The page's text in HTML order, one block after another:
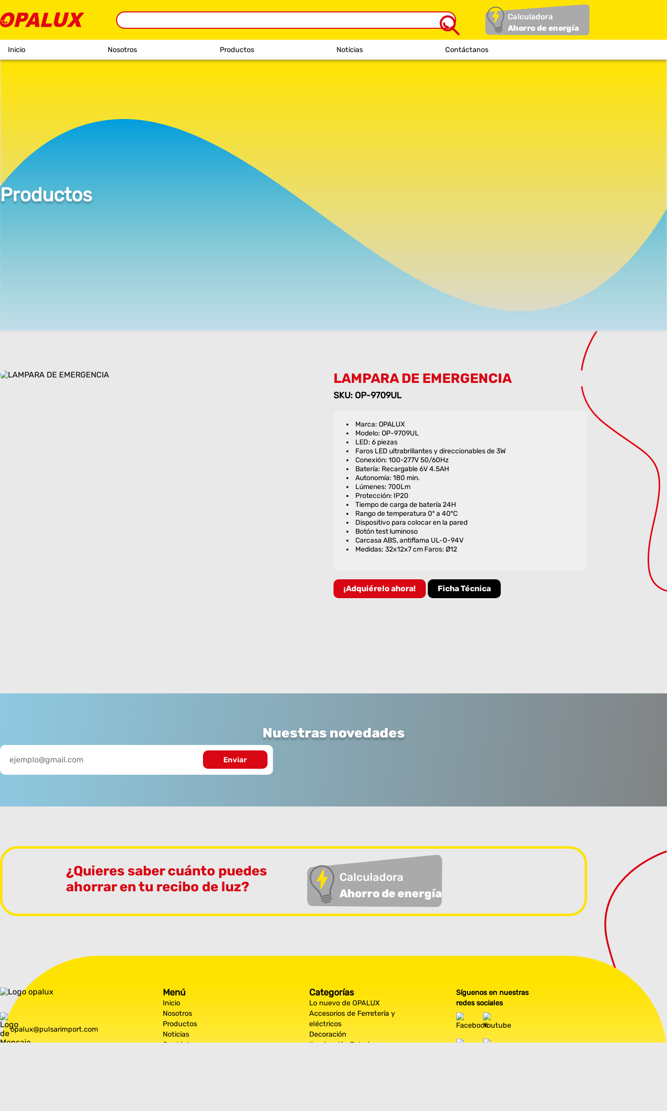
Calculadora
Ahorro de energía
Inicio Nosotros Productos Noticias Contáctanos
Productos
LAMPARA DE EMERGENCIA
SKU: OP-9709UL
Marca: OPALUX
Modelo: OP-9709UL
LED: 6 piezas
Faros LED ultrabrillantes y direccionables de 3W
Conexión: 100-277V 50/60Hz
Batería: Recargable 6V 4.5AH
Autonomía: 180 min.
Lúmenes: 700Lm
Protección: IP20
Tiempo de carga de batería 24H
Rango de temperatura 0º a 40ºC
Dispositivo para colocar en la pared
Botón test luminoso
Carcasa ABS, antiflama UL-0-94V
Medidas: 32x12x7 cm Faros: Ø12
¡Adquiérelo ahora! Ficha Técnica
Nuestras novedades
¿Quieres saber cuánto puedes
ahorrar en tu recibo de luz?
Calculadora
Ahorro de energía
opalux@pulsarimport.com
Menú
Inicio
Nosotros
Productos
Noticias
Contáctanos
Categorías
Lo nuevo de OPALUX
Accesorios de Ferretería y
eléctricos
Decoración
Iluminación Exterior
Síguenos en nuestras
redes sociales